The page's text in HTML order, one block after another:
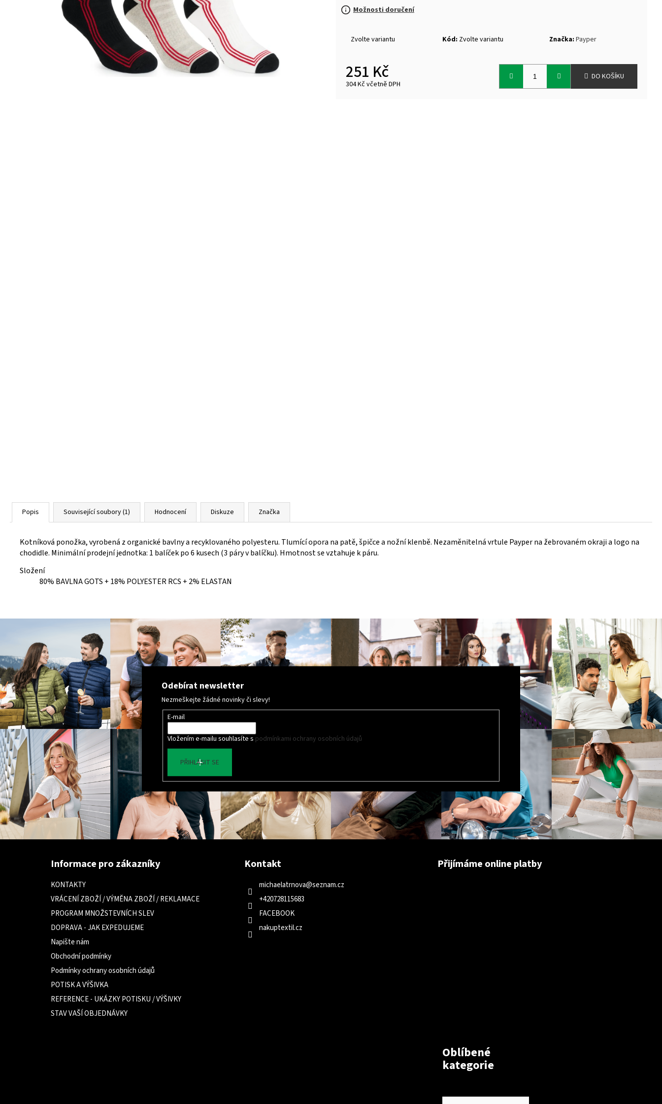
Možnosti doručení
Zvolte variantu Kód: Zvolte variantu Značka: Payper
251 Kč
304 Kč včetně DPH
DO KOŠÍKU
Popis Související soubory (1) Hodnocení Diskuze Značka
Kotníková ponožka, vyrobená z organické bavlny a recyklovaného polyesteru. Tlumící opora na patě, špičce a nožní klenbě. Nezaměnitelná vrtule Payper na žebrovaném okraji a logo na
chodidle. Minimální prodejní jednotka: 1 balíček po 6 kusech (3 páry v balíčku). Hmotnost se vztahuje k páru.
Složení
80% BAVLNA GOTS + 18% POLYESTER RCS + 2% ELASTAN
VOLNÝ STŘIH
106 Kč
160 G, 100% BAVLNA, SILIKONOVÁ ÚPRAVA
92 Kč
32 Kč
Odebírat newsletter
Nezmeškejte žádné novinky či slevy!
E-mail
Vložením e-mailu souhlasíte s podmínkami ochrany osobních údajů
PŘIHLÁSIT SE
Z
Informace pro zákazníky
KONTAKTY
VRÁCENÍ ZBOŽÍ / VÝMĚNA ZBOŽÍ / REKLAMACE
PROGRAM MNOŽSTEVNÍCH SLEV
DOPRAVA - JAK EXPEDUJEME
Napište nám
Obchodní podmínky
Podmínky ochrany osobních údajů
POTISK A VÝŠIVKA
REFERENCE - UKÁZKY POTISKU / VÝŠIVKY
STAV VAŠÍ OBJEDNÁVKY
Kontakt
michaelatrnova@seznam.cz
+420728115683
FACEBOOK
nakuptextil.cz
Přijímáme online platby
Oblíbené
kategorie